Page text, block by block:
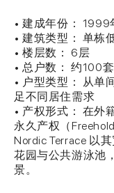
• 建成年份： 1999
• 建筑类型： 单栋
• 楼层数： 6层
• 总户数： 约100套
• 户型类型： 从单
足不同居住需求
• 产权形式： 在外
永久产权（Freehold
Nordic Terrace 以
花园与公共游泳池
景。